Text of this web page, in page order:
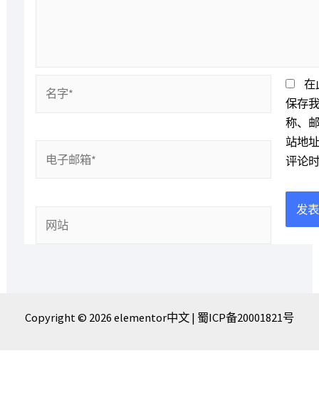
站
在
保存
称、
站地
评论
Copyright © 2026 elementor中文 | 蜀ICP备20001821号